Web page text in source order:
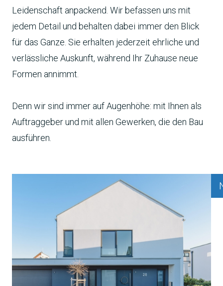
Leidenschaft anpackend. Wir befassen uns mit
jedem Detail und behalten dabei immer den Blick
für das Ganze. Sie erhalten jederzeit ehrliche und
verlässliche Auskunft, während Ihr Zuhause neue
Formen annimmt.
Denn wir sind immer auf Augenhöhe: mit Ihnen als
Auftraggeber und mit allen Gewerken, die den Bau
ausführen.